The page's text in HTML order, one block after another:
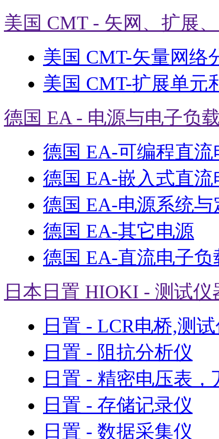
美国 CMT - 矢网、扩展
美国 CMT-矢量网络
美国 CMT-扩展单元
德国 EA - 电源与电子负
德国 EA-可编程直流
德国 EA-嵌入式直流
德国 EA-电源系统与
德国 EA-其它电源
德国 EA-直流电子负
日本日置 HIOKI - 测试仪
日置 - LCR电桥,测
日置 - 阻抗分析仪
日置 - 精密电压表，
日置 - 存储记录仪
日置 - 数据采集仪